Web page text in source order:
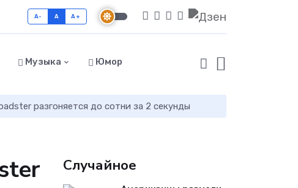
A- A A+
Музыка Юмор
разгоняется до сотни за 2 секунды
Случайное